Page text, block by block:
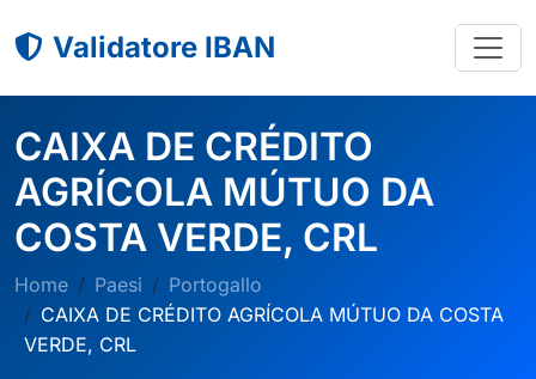
Validatore IBAN
CAIXA DE CRÉDITO
AGRÍCOLA MÚTUO DA
COSTA VERDE, CRL
Home Paesi
Portogallo
CAIXA DE CRÉDITO AGRÍCOLA MÚTUO DA COSTA
VERDE, CRL